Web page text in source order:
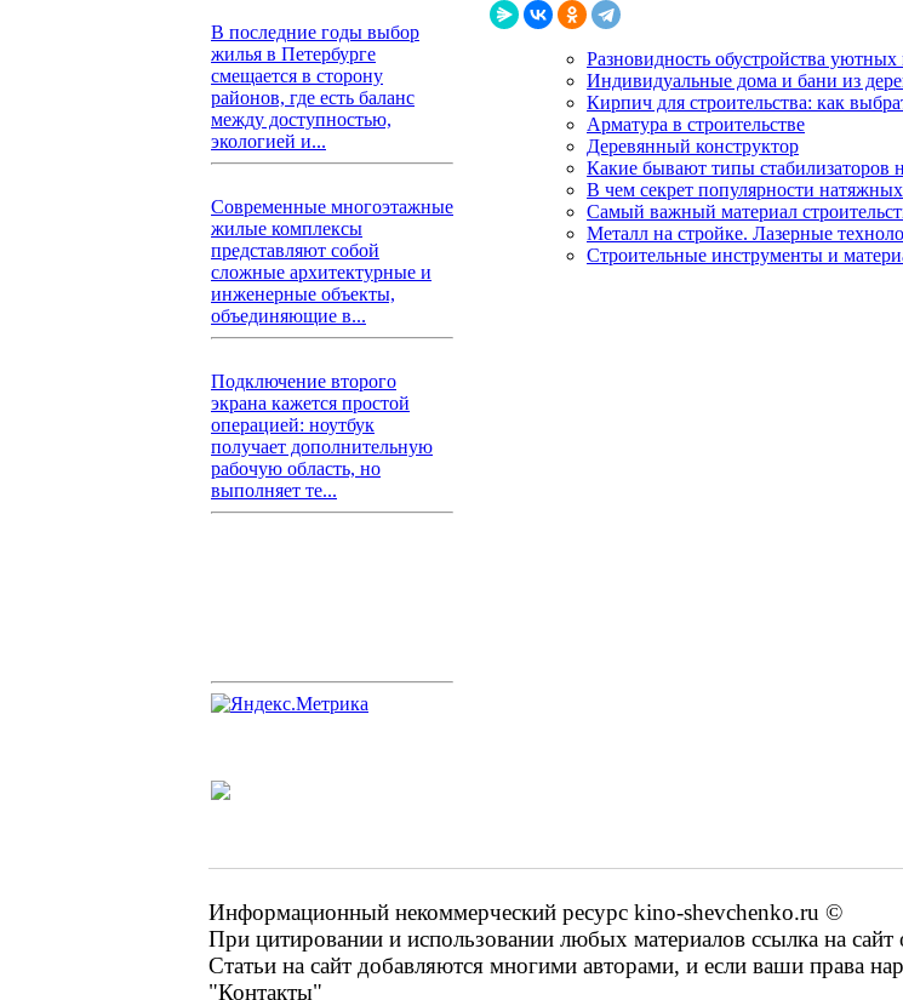
В последние годы выбор
жилья в Петербурге
смещается в сторону
районов, где есть баланс
между доступностью,
экологией и...
Современные многоэтажные
жилые комплексы
представляют собой
сложные архитектурные и
инженерные объекты,
объединяющие в...
Подключение второго
экрана кажется простой
операцией: ноутбук
получает дополнительную
рабочую область, но
выполняет те...
Разновидность обустройства
Индивидуальные дома и бани из
Кирпич для строительства: как
Арматура в строительстве
Деревянный конструктор
Какие бывают типы стабилизаторов
В чем секрет популярности
Самый важный материал
Металл на стройке. Лазерные
Строительные инструменты и
Информационный некоммерческий ресурс kino-shevchenko.ru ©
При цитировании и использовании любых материалов ссылка на сайт
Статьи на сайт добавляются многими авторами, и если ваши права
"Контакты"